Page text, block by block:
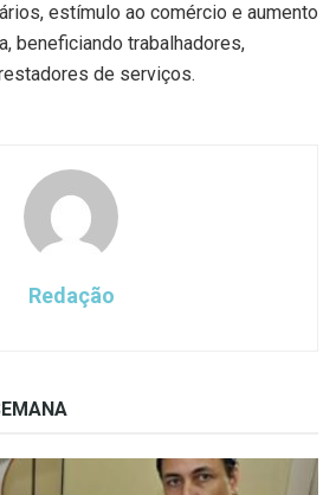
estímulo ao comércio e aumento
beneficiando trabalhadores,
de serviços.
Redação